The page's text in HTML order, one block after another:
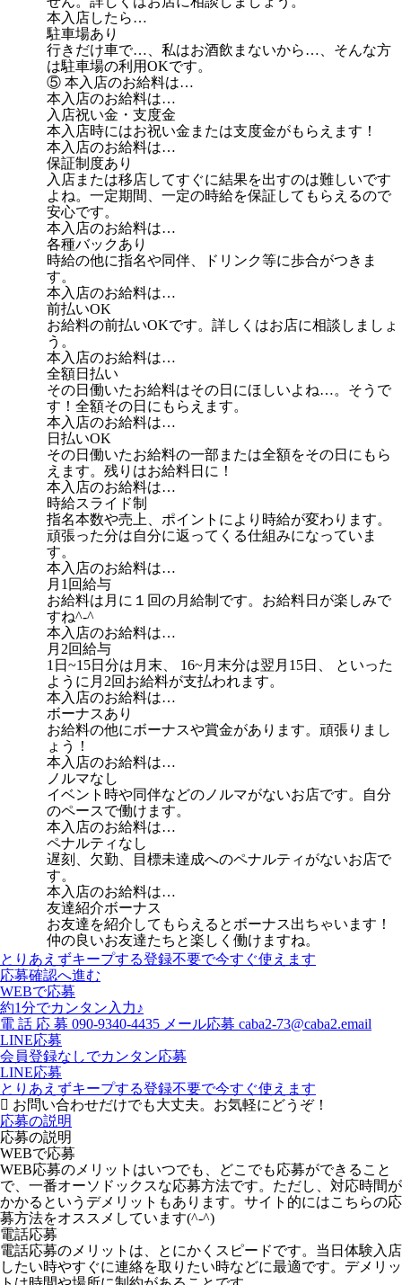
本入店したら…
駐車場あり
行きだけ車で…、私はお酒飲まないから…、そんな方
は駐車場の利用OKです。
⑤ 本入店のお給料は…
本入店のお給料は…
入店祝い金・支度金
本入店時にはお祝い金または支度金がもらえます！
本入店のお給料は…
保証制度あり
入店または移店してすぐに結果を出すのは難しいです
よね。一定期間、一定の時給を保証してもらえるので
安心です。
本入店のお給料は…
各種バックあり
時給の他に指名や同伴、ドリンク等に歩合がつきま
す。
本入店のお給料は…
前払いOK
お給料の前払いOKです。詳しくはお店に相談しましょ
う。
本入店のお給料は…
全額日払い
その日働いたお給料はその日にほしいよね…。そうで
す！全額その日にもらえます。
本入店のお給料は…
日払いOK
その日働いたお給料の一部または全額をその日にもら
えます。残りはお給料日に！
本入店のお給料は…
時給スライド制
指名本数や売上、ポイントにより時給が変わります。
頑張った分は自分に返ってくる仕組みになっていま
す。
本入店のお給料は…
月1回給与
お給料は月に１回の月給制です。お給料日が楽しみで
すね^-^
本入店のお給料は…
月2回給与
1日~15日分は月末、 16~月末分は翌月15日、 といった
ように月2回お給料が支払われます。
本入店のお給料は…
ボーナスあり
お給料の他にボーナスや賞金があります。頑張りまし
ょう！
本入店のお給料は…
ノルマなし
イベント時や同伴などのノルマがないお店です。自分
のペースで働けます。
本入店のお給料は…
ペナルティなし
遅刻、欠勤、目標未達成へのペナルティがないお店で
す。
本入店のお給料は…
友達紹介ボーナス
お友達を紹介してもらえるとボーナス出ちゃいます！
仲の良いお友達たちと楽しく働けますね。
とりあえずキープする登録不要で今すぐ使えます
応募確認へ進む
WEBで応募
約1分でカンタン入力♪
電 話 応 募 090-9340-4435 メール応募 caba2-73@caba2.email
LINE応募
会員登録なしでカンタン応募
LINE応募
とりあえずキープする登録不要で今すぐ使えます
お問い合わせだけでも大丈夫。お気軽にどうぞ！
応募の説明
応募の説明
WEBで応募
WEB応募のメリットはいつでも、どこでも応募ができること
で、一番オーソドックスな応募方法です。ただし、対応時間が
かかるというデメリットもあります。サイト的にはこちらの応
募方法をオススメしています(^-^)
電話応募
電話応募のメリットは、とにかくスピードです。当日体験入店
したい時やすぐに連絡を取りたい時などに最適です。デメリッ